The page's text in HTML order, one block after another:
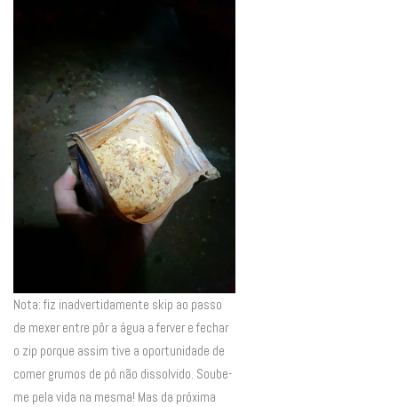
Nota: fiz inadvertidamente skip ao passo
de mexer entre pôr a água a ferver e fechar
o zip porque assim tive a oportunidade de
comer grumos de pó não dissolvido. Soube-
me pela vida na mesma! Mas da próxima